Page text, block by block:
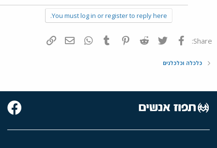
You must log in or register to reply here.
Share: פייסבוק Twitter
Reddit
Pinterest
Tumblr
WhatsAppדואר אלקטרוני
כלכלה וכלכלנים